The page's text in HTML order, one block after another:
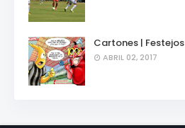
Cartones | Festejos
ABRIL 02, 2017